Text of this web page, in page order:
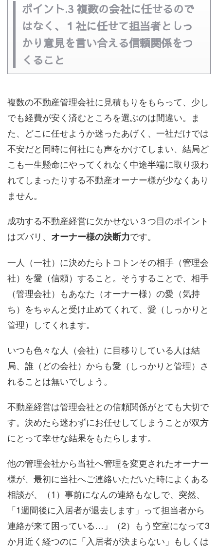
ポイント.3 複数の会社に任せるので
はなく、１社に任せて担当者としっ
かり意見を言い合える信頼関係をつ
くること
複数の不動産管理会社に見積もりをもらって、少し
でも経費が安く済むところを選ぶのは間違い。ま
た、どこに任せようか迷ったあげく、一社だけでは
不安だと同時に何社にも声をかけてしまい、結局ど
こも一生懸命にやってくれなく中途半端に取り扱わ
れてしまったりする不動産オーナー様が少なくあり
ません。
成功する不動産経営に欠かせない３つ目のポイント
はズバリ、 オーナー様の決断力です。
一人（一社）に決めたらトコトンその相手（管理会
社）を愛（信頼）すること。そうすることで、相手
（管理会社）もあなた（オーナー様）の愛（気持
ち）をちゃんと受け止めてくれて、愛（しっかりと
管理）してくれます。
いつも色々な人（会社）に目移りしている人は結
局、誰（どの会社）からも愛（しっかりと管理）さ
れることは無いでしょう。
不動産経営は管理会社との信頼関係がとても大切で
す。決めたら迷わずにお任せしてしまうことが双方
にとって幸せな結果をもたらします。
他の管理会社から当社へ管理を変更されたオーナー
様が、最初に当社へご連絡いただいた時によくある
相談が、（1）事前になんの連絡もなしで、突然、
「1週間後に入居者が退去します」って担当者から
連絡が来て困っている…」（2）もう空室になって3
か月近く経つのに「入居者が決まらない」もしくは